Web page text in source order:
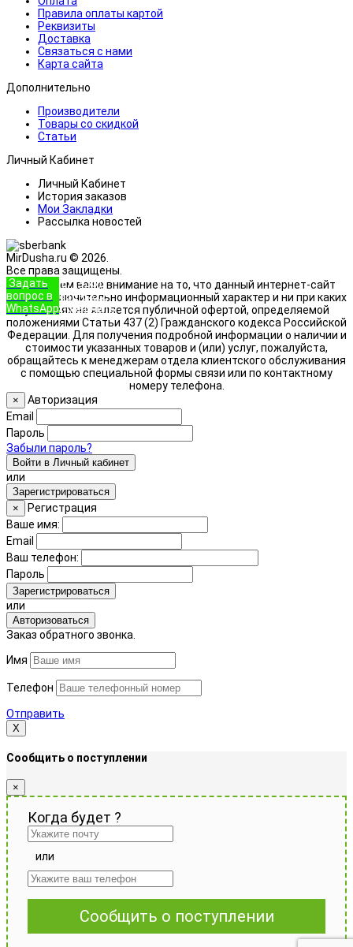
Правила оплаты картой
Реквизиты
Доставка
Связаться с нами
Карта сайта
Дополнительно
Производители
Товары со скидкой
Статьи
Личный Кабинет
Личный Кабинет
История заказов
Мои Закладки
Рассылка новостей
MirDusha.ru © 2026.
Все права защищены.
Обращаем ваше внимание на то, что данный интернет-сайт
носит исключительно информационный характер и ни при каких
условиях не является публичной офертой, определяемой
положениями Статьи 437 (2) Гражданского кодекса Российской
Федерации. Для получения подробной информации о наличии и
стоимости указанных товаров и (или) услуг, пожалуйста,
обращайтесь к менеджерам отдела клиентского обслуживания
с помощью специальной формы связи или по контактному
номеру телефона.
Задать
вопрос в
WhatsApp
+7 (933)
888-8322
Позвонить
×
Авторизация
Email
Пароль
Забыли пароль?
Войти в Личный кабинет
или
Зарегистрироваться
×
Регистрация
Ваше имя:
Email
Ваш телефон:
Пароль
Зарегистрироваться
или
Авторизоваться
Заказ обратного звонка.
Имя
Телефон
Отправить
Х
Сообщить о поступлении
×
Когда будет ?
или
Сообщить о поступлении